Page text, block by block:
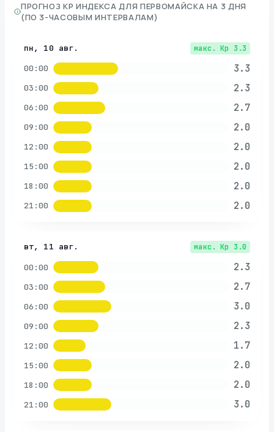
ПРОГНОЗ KP ИНДЕКСА ДЛЯ ПЕРВОМАЙСКА НА 3 ДНЯ
(ПО 3-ЧАСОВЫМ ИНТЕРВАЛАМ)
пн, 10 авг. макс. Kp 3.3
00:00 3.3
03:00 2.3
06:00 2.7
09:00 2.0
12:00 2.0
15:00 2.0
18:00 2.0
21:00 2.0
вт, 11 авг. макс. Kp 3.0
00:00 2.3
03:00 2.7
06:00 3.0
09:00 2.3
12:00 1.7
15:00 2.0
18:00 2.0
21:00 3.0